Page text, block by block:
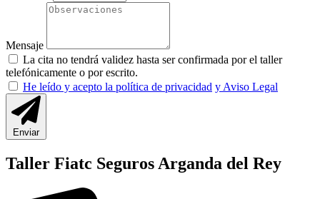
Mensaje
La cita no tendrá validez hasta ser confirmada por el taller
telefónicamente o por escrito.
He leído y acepto la política de privacidad y Aviso Legal
Enviar
Taller Fiatc Seguros Arganda del Rey